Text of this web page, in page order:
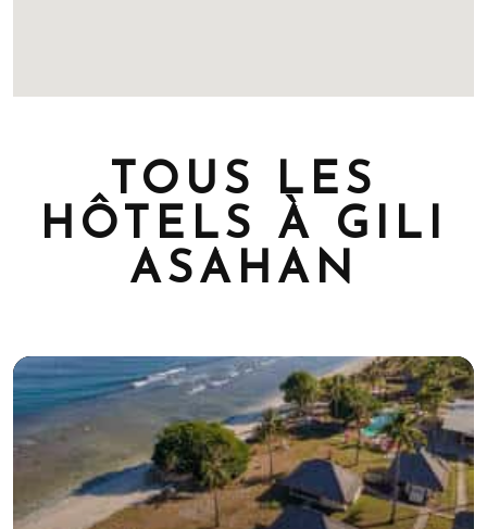
TOUS LES
HÔTELS À GILI
ASAHAN